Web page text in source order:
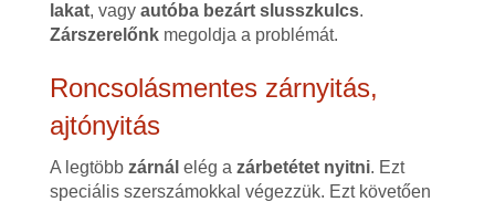
lakat, vagy autóba bezárt slusszkulcs.
Zárszerelőnkmegoldja a problémát.
Roncsolásmentes zárnyitás,
ajtónyitás
A legtöbb zárnál elég a zárbetétet nyitni. Ezt
speciális szerszámokkal végezzük. Ezt követően